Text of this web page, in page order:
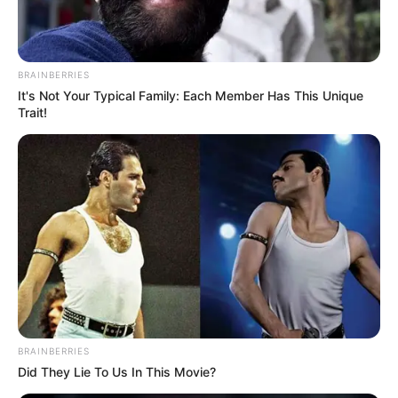
A 2012 előtti időszakban többféle öregségi
nyugdíj-típus létezett, mint például a hosszú
szolgálati időre vagy hivatásos szolgálati
jogviszonyra alapozott nyugdíjak. Amennyiben
valaki a korhatár előtti ellátás ideje alatt legalább
egy év szolgálati időt gyűjt, nyugdíjkorhatár
elérésekor újraszámíthatja nyugdíját.
BRAINBERRIES
It's Not Your Typical Family: Each Member Has This Unique
Trait!
BRAINBERRIES
Did They Lie To Us In This Movie?